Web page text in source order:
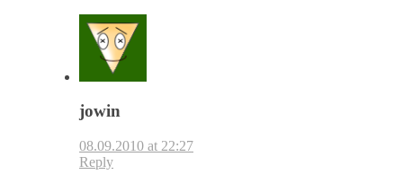
jowin
08.09.2010 at 22:27
Reply